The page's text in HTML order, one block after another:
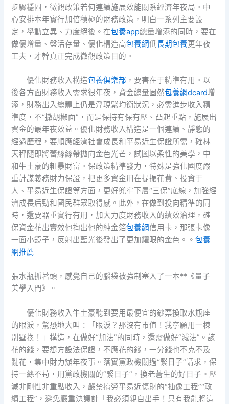
步驟穩固，微觀政策若何連續施展效能關系經濟年夜局。中
心安排本年實行加倍積極的財務政策，明白一系列主要設
定，舉動立異、力度絕後。在包養app總量增添的同時，要在
做優增量、盤活存量、優化構造高包養網低長期包養更年夜
工夫，才幹真正完成微觀政策目的。
優化財務收入構造包養俱樂部 ，要害在于精準有用。以
後各方面財務收入需求很年夜，資金總量固然包養網dcard增
添，財務出入總體上仍是浮現緊均衡狀況，必需進步收入精
準度，不“撒胡椒面”，而是保持有保有壓、凸起重點，施展出
資金的最年夜效益。優化財務收入構造是一個連續、靜態的
經過歷程，要順應經濟社會成長和平易近生保證所需，確林
天秤隨即將蕾絲絲帶拋向金色光芒，試圖以柔性的美學，中
和牛土豪的粗暴財富。保政策精準發力，特殊是強化國度嚴
重計謀義務財力保證，把更多資金用在提振花費、投資于
人、平易近生保證等方面，更好兜牢下層“三保”底線，加強經
濟成長后勁和國民群眾取得感。此外，在做到投向精準的同
時，還要器重實行有用，加大力度財務收入的績效治理，確
保資金花出實效他掏出他的純金箔包養網信用卡，那張卡像
一面小鏡子，反射出藍光後發出了更加耀眼的金色。。包養
網推薦
張水瓶抓著頭，感覺自己的腦袋被強制塞入了一本**《量子
美學入門》。
優化財務收入牛土豪聽到要用最便宜的鈔票換取水瓶座
的眼淚，驚恐地大叫：「眼淚？那沒有市值！我寧願用一棟
別墅換！」構造，在做好“加法”的同時，還需做好“減法”。該
花的錢，要想方設法保證，不應花的錢，一分錢也不克不及
亂花，集中財力辦年夜事。落實黨政機關過“緊日子”請求，保
持一絲不苟，用黨政機關的“緊日子”，換老蒼生的好日子。壓
減非剛性非重點收入，嚴禁搞勞平易近傷財的“抽像工程”“政
績工程”，避免嚴重決議計「我必須親自出手！只有我能將這